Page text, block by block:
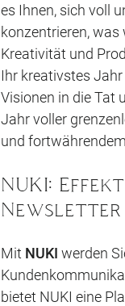
es Ihnen, sich voll
konzentrieren, was
Kreativität und
Ihr kreativstes Jahr
Visionen in die Tat
Jahr voller
und
NUKI:
Newsletter
Mit NUKI werden
bietet NUKI eine